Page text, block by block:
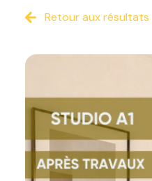
acheter
estimer
contact
Retour aux résultats